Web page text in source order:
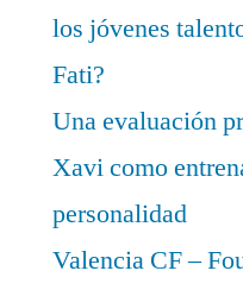
los jóvenes
Fati?
Una evaluación
Xavi como
personalidad
Valencia CF –